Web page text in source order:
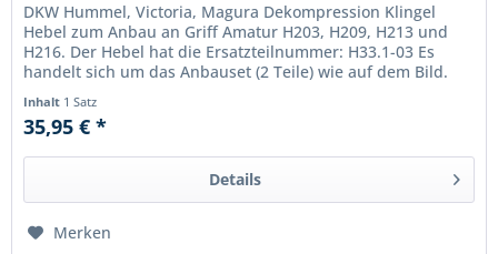
DKW Hummel, Victoria, Magura Dekompression Klingel
Hebel zum Anbau an Griff Amatur H203, H209, H213 und
H216. Der Hebel hat die Ersatzteilnummer: H33.1-03 Es
handelt sich um das Anbauset (2 Teile) wie auf dem Bild.
Inhalt 1 Satz
35,95 € *
Details
Merken